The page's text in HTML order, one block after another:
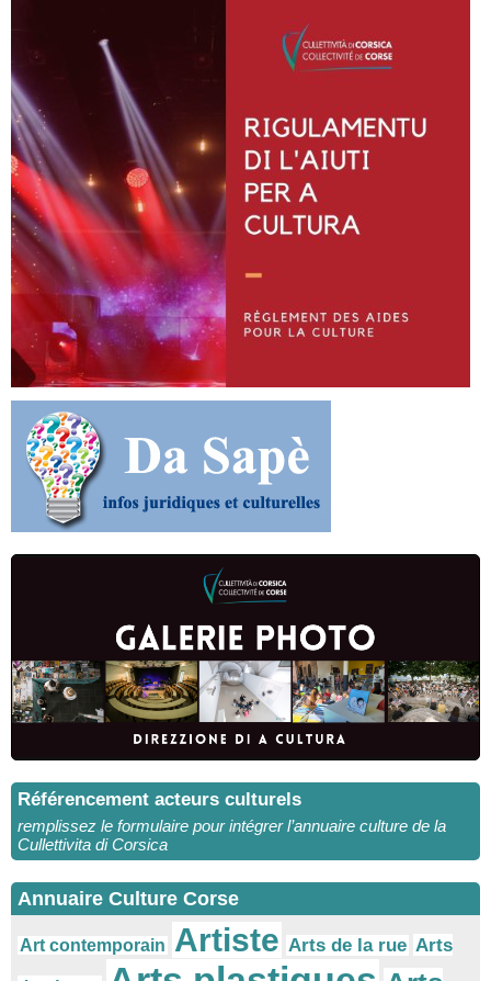
Référencement acteurs culturels
remplissez le formulaire pour intégrer l’annuaire culture de la
Cullettivita di Corsica
Annuaire Culture Corse
Art contemporain Artiste Arts de la rue Arts